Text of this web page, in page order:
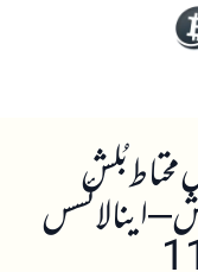
بُلش
– اینالائسس